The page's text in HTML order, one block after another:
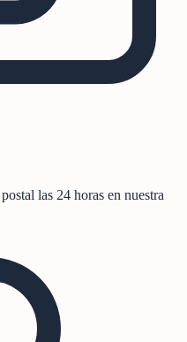
las 24 horas en nuestra